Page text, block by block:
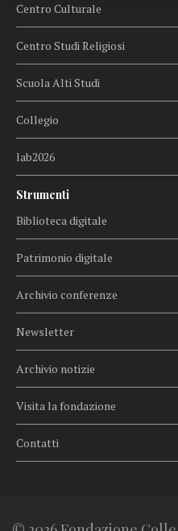
Centro Culturale
Centro Studi Religiosi
Scuola Alti Studi
Collegio
lab2026
Strumenti
Biblioteca digitale
Patrimonio digitale
Archivio conferenze
Newsletter
Archivio notizie
Visita la fondazione
Contatti